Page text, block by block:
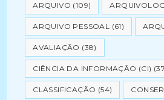
ARQUIVO (109)
ARQUIVO PESSOAL (61)
AVALIAÇÃO (38)
CIÊNCIA DA INFORMAÇÃO (CI)
CLASSIFICAÇÃO (54)